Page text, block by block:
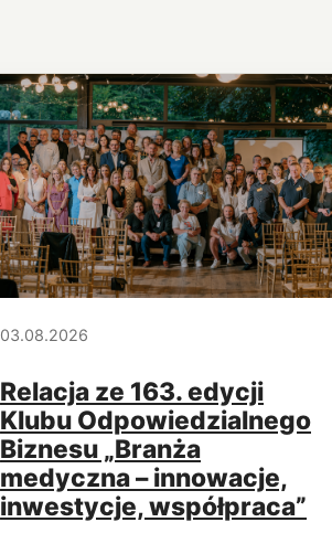
03.08.2026
Relacja ze 163. edycji
Klubu Odpowiedzialnego
Biznesu „Branża
medyczna – innowacje,
inwestycje, współpraca”